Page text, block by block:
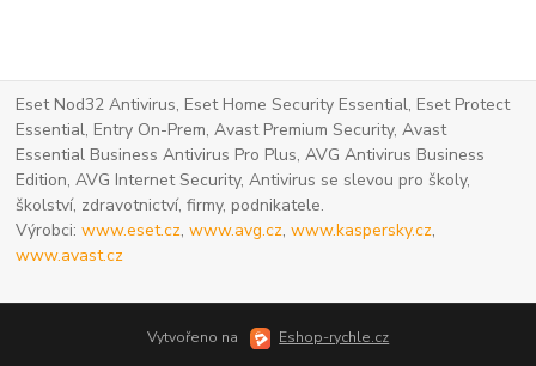
Eset Nod32 Antivirus, Eset Home Security Essential, Eset Protect
Essential, Entry On-Prem, Avast Premium Security, Avast
Essential Business Antivirus Pro Plus, AVG Antivirus Business
Edition, AVG Internet Security, Antivirus se slevou pro školy,
školství, zdravotnictví, firmy, podnikatele.
Výrobci:www.eset.cz,www.avg.cz,www.kaspersky.cz,
www.avast.cz
Vytvořeno na Eshop-rychle.cz